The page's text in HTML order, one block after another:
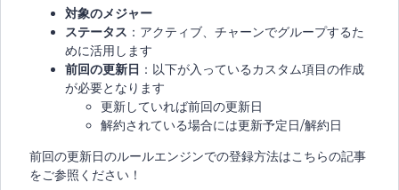
対象のメジャー
ステータス ：アクティブ、チャーンでグループするた
めに活用します
前回の更新日 ：以下が入っているカスタム項目の作成
が必要となります
更新していれば前回の更新日
解約されている場合には更新予定日/解約日
前回の更新日のルールエンジンでの登録方法はこちらの記事
をご参照ください！